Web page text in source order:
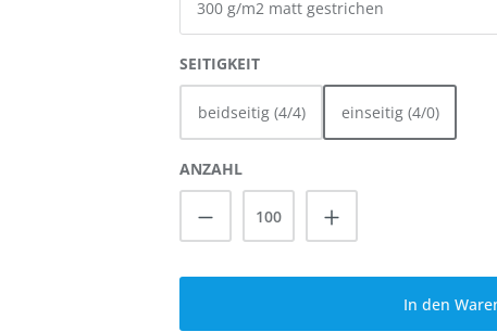
SEITIGKEITAUSWÄHLEN
beidseitig (4/4) einseitig (4/0)
ANZAHL
Produkt Anzahl: Gib
In den